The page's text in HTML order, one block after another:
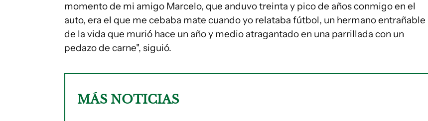
momento de mi amigo Marcelo, que anduvo treinta y pico de años conmigo en el
auto, era el que me cebaba mate cuando yo relataba fútbol, un hermano entrañable
de la vida que murió hace un año y medio atragantado en una parrillada con un
pedazo de carne", siguió.
MÁS NOTICIAS